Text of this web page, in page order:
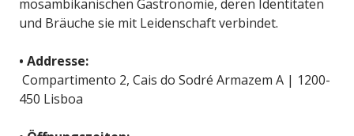
mosambikanischen Gastronomie, deren Identitäten
und Bräuche sie mit Leidenschaft verbindet.
• Addresse:
Compartimento 2, Cais do Sodré Armazem A | 1200-
450 Lisboa